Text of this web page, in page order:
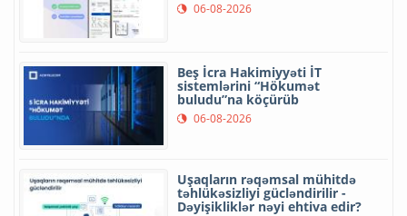
06-08-2026
Beş İcra Hakimiyyəti İT
sistemlərini “Hökumət
buludu”na köçürüb
06-08-2026
Uşaqların rəqəmsal mühitdə
təhlükəsizliyi gücləndirilir -
Dəyişikliklər nəyi ehtiva edir?